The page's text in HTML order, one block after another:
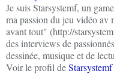
Je suis Starsystemf, un
ma passion du jeu vidéo
avant tout" (http://
des interviews de
dessinée, musique et de
Voir le profil deStarsystemf